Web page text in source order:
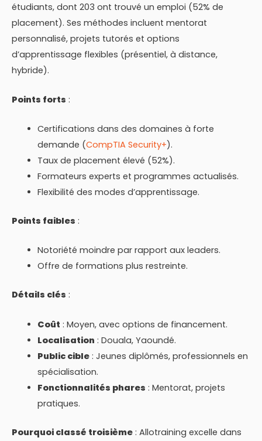
étudiants, dont 203 ont trouvé un emploi (52% de
placement). Ses méthodes incluent mentorat
personnalisé, projets tutorés et options
d’apprentissage flexibles (présentiel, à distance,
hybride).
Points forts :
Certifications dans des domaines à forte
demande (CompTIA Security+).
Taux de placement élevé (52%).
Formateurs experts et programmes actualisés.
Flexibilité des modes d’apprentissage.
Points faibles :
Notoriété moindre par rapport aux leaders.
Offre de formations plus restreinte.
Détails clés :
Coût : Moyen, avec options de financement.
Localisation : Douala, Yaoundé.
Public cible: Jeunes diplômés, professionnels en
spécialisation.
Fonctionnalités phares : Mentorat, projets
pratiques.
Pourquoi classé troisième : Allotraining excelle dans